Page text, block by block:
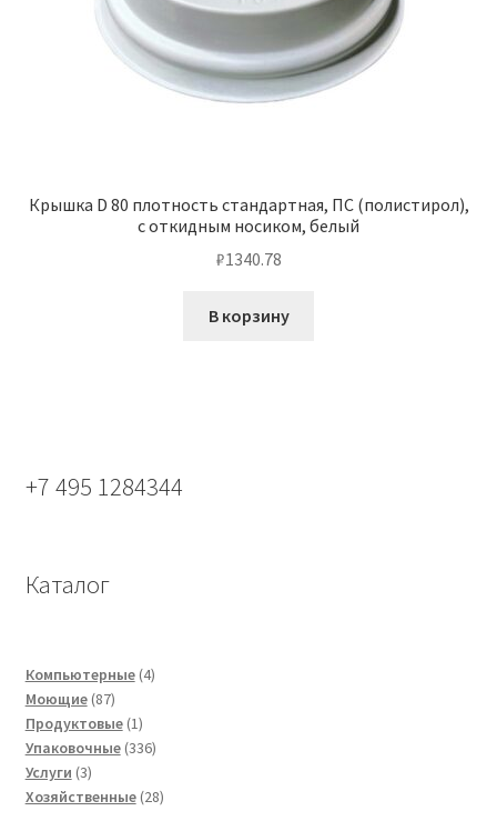
Крышка D 80 плотность стандартная, ПС (полистирол),
с откидным носиком, белый
₽1340.78
В корзину
+7 495 1284344
Каталог
Компьютерные 44
Моющие 8787
товаров
Продуктовые 11
товар
Упаковочные 336336
Услуги 33
товара
Хозяйственные 2828